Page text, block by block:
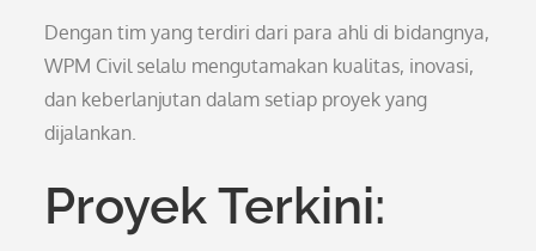
Dengan tim yang terdiri dari para ahli di bidangnya,
WPM Civil selalu mengutamakan kualitas, inovasi,
dan keberlanjutan dalam setiap proyek yang
dijalankan.
Proyek Terkini: